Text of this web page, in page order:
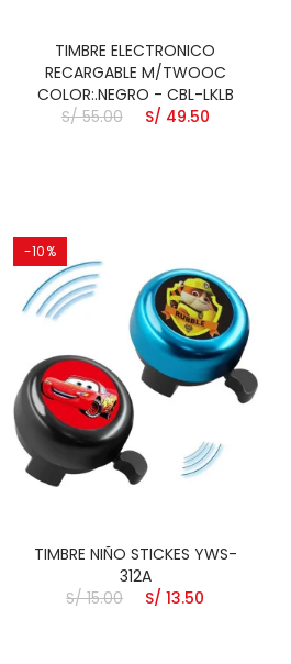
TIMBRE ELECTRONICO
RECARGABLE M/TWOOC
COLOR:.NEGRO - CBL-LKLB
S/ 55.00
S/ 49.50
-10%
TIMBRE NIÑO STICKES YWS-
312A
S/ 15.00
S/ 13.50